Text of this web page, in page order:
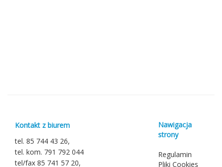
Kontakt z biurem
tel. 85 744 43 26,
tel. kom. 791 792 044
tel/fax 85 741 57 20,
Nawigacja
strony
Regulamin
Pliki Cookies